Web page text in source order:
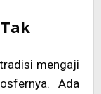
mengaji
Ada